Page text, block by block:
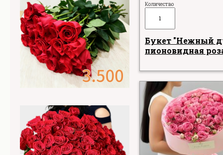
Количество
Букет "Нежный
пионовидная